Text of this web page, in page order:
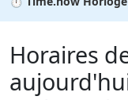
Horaires